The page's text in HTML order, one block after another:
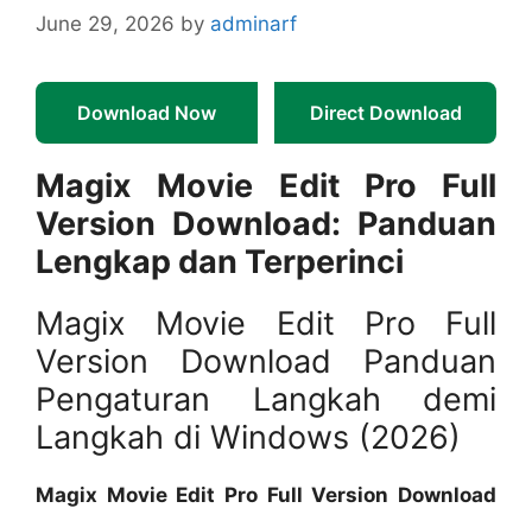
June 29, 2026 by adminarf
Download Now Direct Download
Magix Movie Edit Pro Full
Version Download: Panduan
Lengkap dan Terperinci
Magix Movie Edit Pro Full
Version Download Panduan
Pengaturan Langkah demi
Langkah di Windows (2026)
Magix Movie Edit Pro Full Version Download